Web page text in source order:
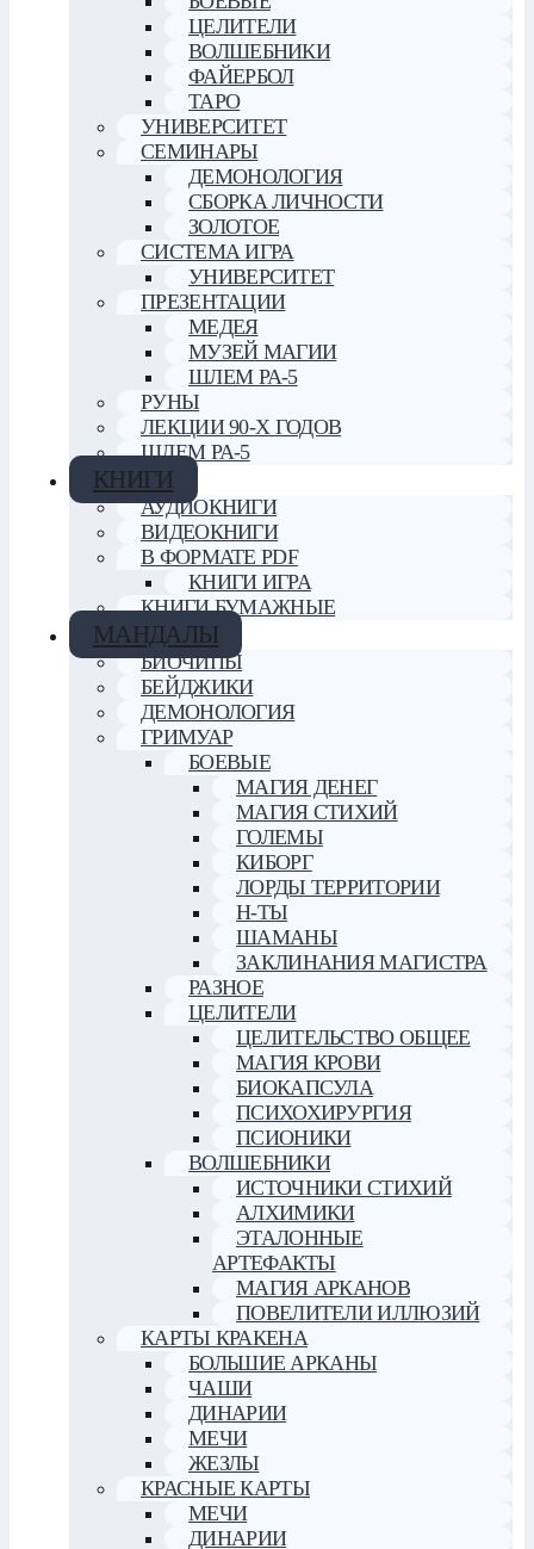
ЦЕЛИТЕЛИ
ВОЛШЕБНИКИ
ФАЙЕРБОЛ
ТАРО
УНИВЕРСИТЕТ
СЕМИНАРЫ
ДЕМОНОЛОГИЯ
СБОРКА ЛИЧНОСТИ
ЗОЛОТОЕ
СИСТЕМА ИГРА
УНИВЕРСИТЕТ
ПРЕЗЕНТАЦИИ
МЕДЕЯ
МУЗЕЙ МАГИИ
ШЛЕМ РА-5
РУНЫ
ЛЕКЦИИ 90-Х ГОДОВ
ШЛЕМ РА-5
КНИГИ
АУДИОКНИГИ
ВИДЕОКНИГИ
В ФОРМАТЕ PDF
КНИГИ ИГРА
КНИГИ БУМАЖНЫЕ
МАНДАЛЫ
БИОЧИПЫ
БЕЙДЖИКИ
ДЕМОНОЛОГИЯ
ГРИМУАР
БОЕВЫЕ
МАГИЯ ДЕНЕГ
МАГИЯ СТИХИЙ
ГОЛЕМЫ
КИБОРГ
ЛОРДЫ ТЕРРИТОРИИ
Н-ТЫ
ШАМАНЫ
ЗАКЛИНАНИЯ МАГИСТРА
РАЗНОЕ
ЦЕЛИТЕЛИ
ЦЕЛИТЕЛЬСТВО ОБЩЕЕ
МАГИЯ КРОВИ
БИОКАПСУЛА
ПСИХОХИРУРГИЯ
ПСИОНИКИ
ВОЛШЕБНИКИ
ИСТОЧНИКИ СТИХИЙ
АЛХИМИКИ
ЭТАЛОННЫЕ
АРТЕФАКТЫ
МАГИЯ АРКАНОВ
ПОВЕЛИТЕЛИ ИЛЛЮЗИЙ
КАРТЫ КРАКЕНА
БОЛЬШИЕ АРКАНЫ
ЧАШИ
ДИНАРИИ
МЕЧИ
ЖЕЗЛЫ
КРАСНЫЕ КАРТЫ
МЕЧИ
ДИНАРИИ